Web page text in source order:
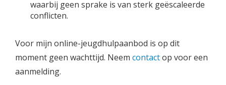
waarbij geen sprake is van sterk geëscaleerde
conflicten.
Voor mijn online-jeugdhulpaanbod is op dit
moment geen wachttijd. Neem contactop voor een
aanmelding.